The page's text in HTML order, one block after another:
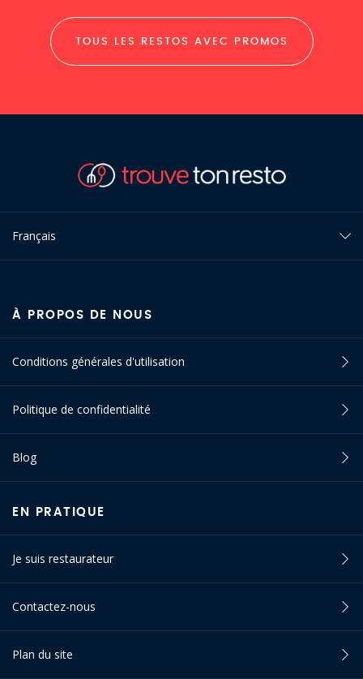
TOUS LES RESTOS AVEC PROMOS
Français
À PROPOS DE NOUS
Conditions générales d'utilisation
Politique de confidentialité
Blog
EN PRATIQUE
Je suis restaurateur
Contactez-nous
Plan du site